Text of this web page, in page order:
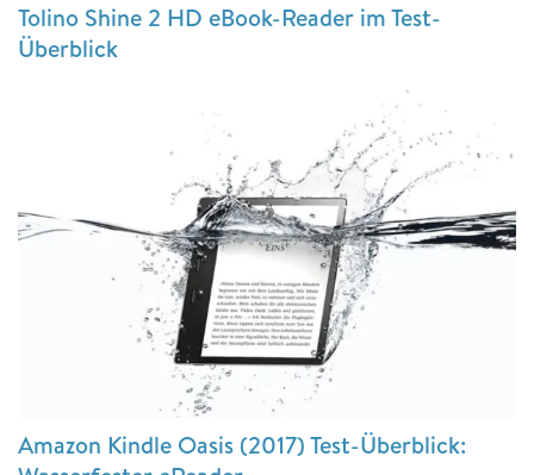
Tolino Shine 2 HD eBook-Reader im Test-
Überblick
Amazon Kindle Oasis (2017) Test-Überblick: